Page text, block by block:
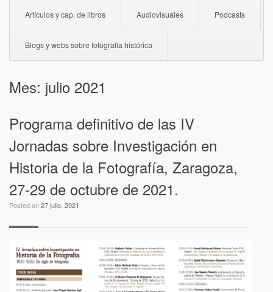
Artículos y cap. de libros Audiovisuales Podcasts
Blogs y webs sobre fotografía histórica
Mes: julio 2021
Programa definitivo de las IV
Jornadas sobre Investigación en
Historia de la Fotografía, Zaragoza,
27-29 de octubre de 2021.
Posted on27 julio, 2021